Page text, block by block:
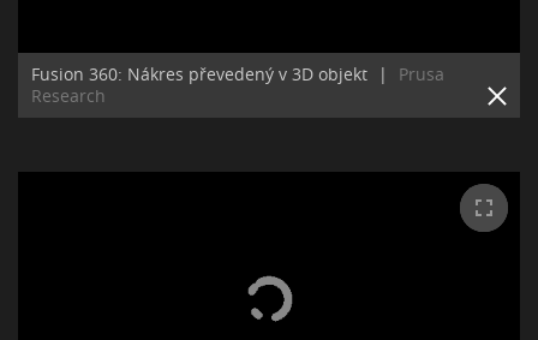
Fusion 360: Nákres převedený v 3D objekt |
Prusa
Research